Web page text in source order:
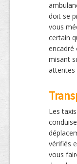
doit se
vous
certain
encadré
misant
attentes
Les
vérifiés
vous